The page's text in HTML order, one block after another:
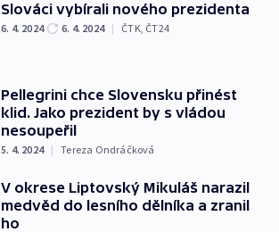
Slováci vybírali nového prezidenta
6. 4. 2024 6. 4. 2024 | ČTK, ČT24
Pellegrini chce Slovensku přinést
klid. Jako prezident by s vládou
nesoupeřil
5. 4. 2024 | Tereza Ondráčková
V okrese Liptovský Mikuláš narazil
medvěd do lesního dělníka a zranil
ho